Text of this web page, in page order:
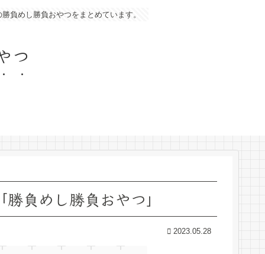
負めし勝負おやつをまとめています。
つ
負めし勝負おやつ」
2023.05.28